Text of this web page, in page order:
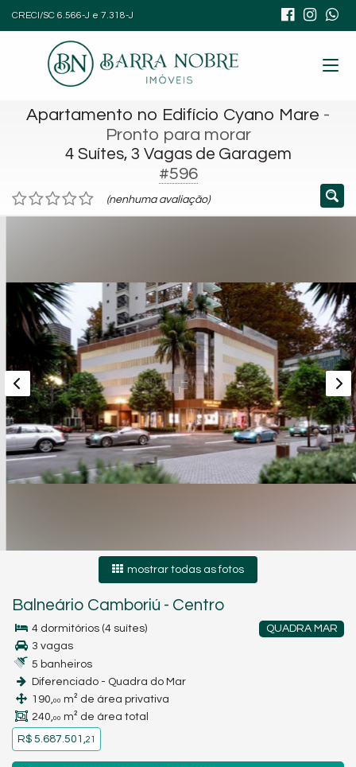
CRECI/SC 6.566-J e 7.318-J
Apartamento no Edifício Cyano Mare -
Pronto para morar
4 Suítes, 3 Vagas de Garagem
#596
(nenhuma avaliação)
mostrar todas as fotos
Balneário Camboriú - Centro
QUADRA MAR
4 dormitórios (4 suítes)
3 vagas
5 banheiros
Diferenciado - Quadra do Mar
190,00 m² de área privativa
240,00 m² de área total
R$ 5.687.501,21